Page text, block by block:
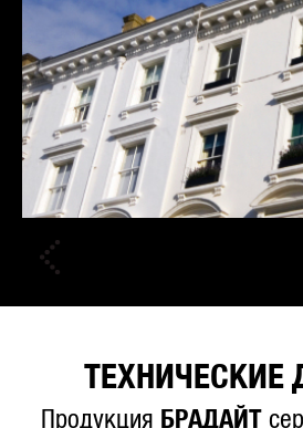
ТЕХНИЧЕСКИЕ
Продукция БРАДАЙТ